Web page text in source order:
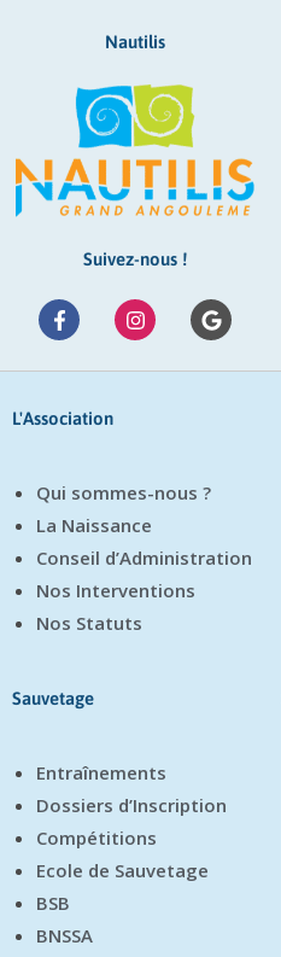
Nautilis
Suivez-nous !
L'Association
Qui sommes-nous ?
La Naissance
Conseil d’Administration
Nos Interventions
Nos Statuts
Sauvetage
Entraînements
Dossiers d’Inscription
Compétitions
Ecole de Sauvetage
BSB
BNSSA